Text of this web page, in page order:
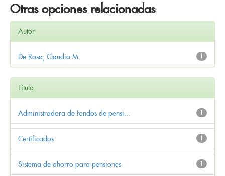
Otras opciones relacionadas
Autor
1
De Rosa, Claudio M.
Título
1
Administradora de fondos de pensi...
1
Certificados
1
Sistema de ahorro para pensiones